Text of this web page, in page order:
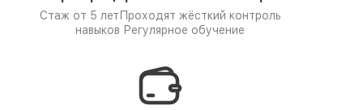
Стаж от 5 лет Проходят жёсткий контроль
навыков Регулярное обучение